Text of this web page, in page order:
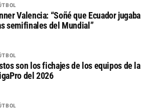
Valencia: “Soñé que Ecuador jugaba
semifinales del Mundial”
son los fichajes de los equipos de la
del 2026